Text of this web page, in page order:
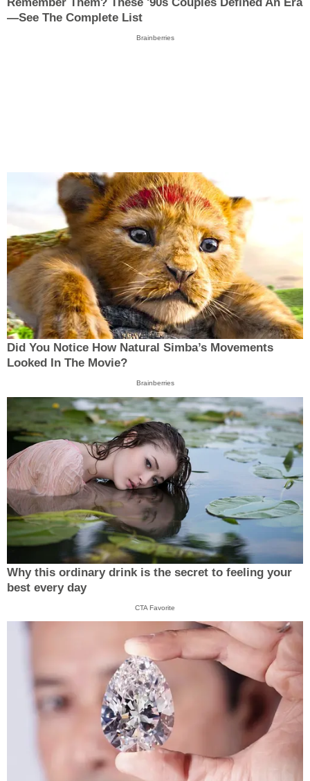
—See The Complete List
Brainberries
Did You Notice How Natural Simba’s Movements
Looked In The Movie?
Brainberries
Why this ordinary drink is the secret to feeling your
best every day
CTA Favorite